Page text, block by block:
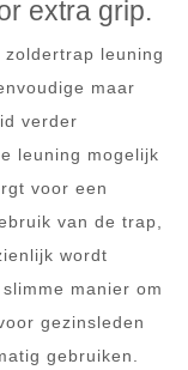
extra grip.
leuning
maar
verder
leuning mogelijk
voor een
van de trap,
wordt
manier om
gezinsleden
gebruiken.